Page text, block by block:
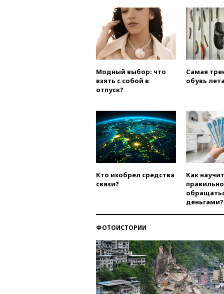
Модный выбор: что
взять с собой в
отпуск?
Самая
обувь
Кто изобрел средства
связи?
Как
правильно
деньгами?
ФОТОИСТОРИИ